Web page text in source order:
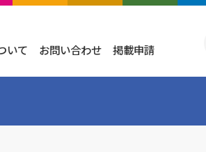
いて お問い合わせ 掲載申請